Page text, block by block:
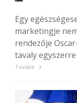
Egy
marketingje
rendezője
tavaly
Tovább